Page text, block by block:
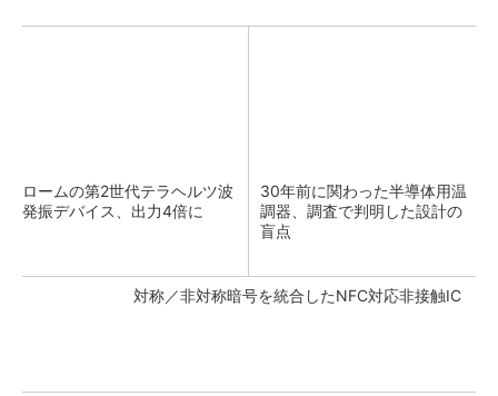
ロームの第2世代テラヘルツ波
発振デバイス、出力4倍に
30年前に関わった半導体用温
調器、調査で判明した設計の
盲点
対称／非対称暗号を統合したNFC対応非接触IC